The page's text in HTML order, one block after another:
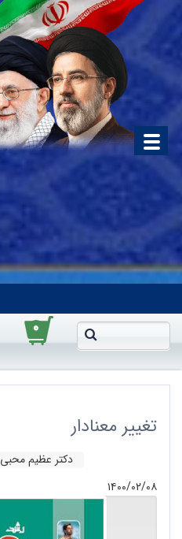
۰
تغییر معنادار
دکتر عظیم محبی
۱۴۰۰/۰۲/۰۸